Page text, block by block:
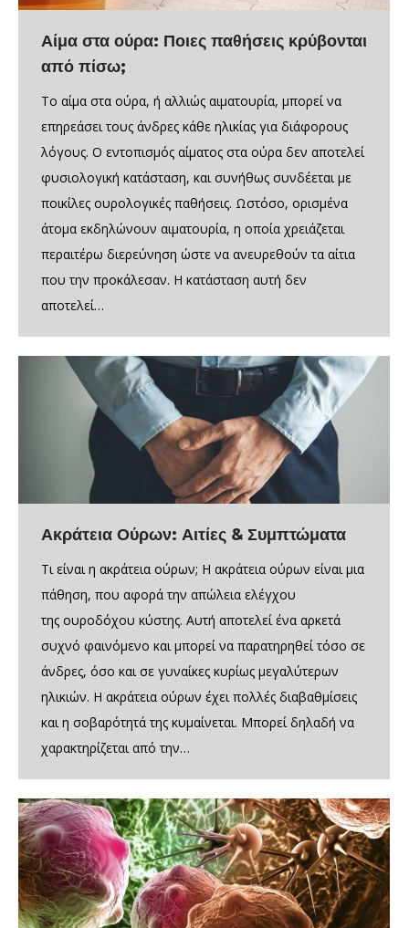
Αίμα στα ούρα: Ποιες παθήσεις κρύβονται
από πίσω;
Το αίμα στα ούρα, ή αλλιώς αιματουρία, μπορεί να
επηρεάσει τους άνδρες κάθε ηλικίας για διάφορους
λόγους. Ο εντοπισμός αίματος στα ούρα δεν αποτελεί
φυσιολογική κατάσταση, και συνήθως συνδέεται με
ποικίλες ουρολογικές παθήσεις. Ωστόσο, ορισμένα
άτομα εκδηλώνουν αιματουρία, η οποία χρειάζεται
περαιτέρω διερεύνηση ώστε να ανευρεθούν τα αίτια
που την προκάλεσαν. Η κατάσταση αυτή δεν
αποτελεί…
Ακράτεια Ούρων: Αιτίες & Συμπτώματα
Τι είναι η ακράτεια ούρων; Η ακράτεια ούρων είναι μια
πάθηση, που αφορά την απώλεια ελέγχου
της ουροδόχου κύστης. Αυτή αποτελεί ένα αρκετά
συχνό φαινόμενο και μπορεί να παρατηρηθεί τόσο σε
άνδρες, όσο και σε γυναίκες κυρίως μεγαλύτερων
ηλικιών. Η ακράτεια ούρων έχει πολλές διαβαθμίσεις
και η σοβαρότητά της κυμαίνεται. Μπορεί δηλαδή να
χαρακτηρίζεται από την…